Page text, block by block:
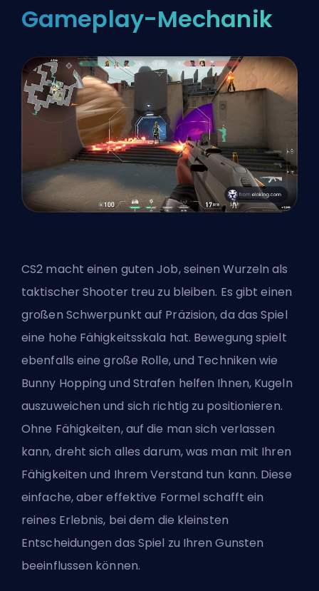
Gameplay-Mechanik
CS2 macht einen guten Job, seinen Wurzeln als
taktischer Shooter treu zu bleiben. Es gibt einen
großen Schwerpunkt auf Präzision, da das Spiel
eine hohe Fähigkeitsskala hat. Bewegung spielt
ebenfalls eine große Rolle, und Techniken wie
Bunny Hopping und Strafen helfen Ihnen, Kugeln
auszuweichen und sich richtig zu positionieren.
Ohne Fähigkeiten, auf die man sich verlassen
kann, dreht sich alles darum, was man mit Ihren
Fähigkeiten und Ihrem Verstand tun kann. Diese
einfache, aber effektive Formel schafft ein
reines Erlebnis, bei dem die kleinsten
Entscheidungen das Spiel zu Ihren Gunsten
beeinflussen können.